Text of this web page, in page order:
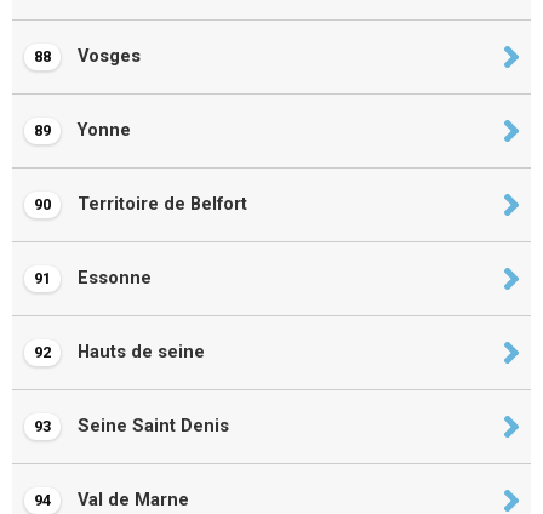
88 Vosges
89 Yonne
90 Territoire de Belfort
91 Essonne
92 Hauts de seine
93 Seine Saint Denis
94 Val de Marne